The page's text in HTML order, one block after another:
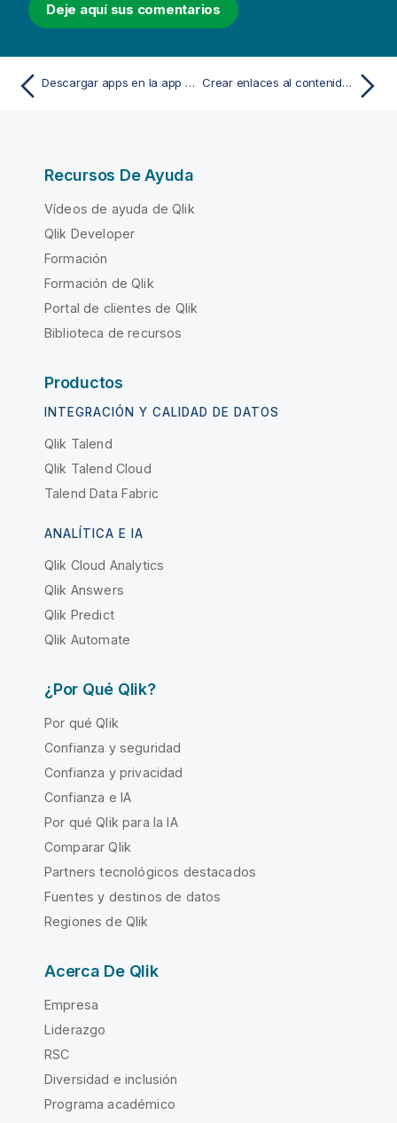
Deje aquí sus comentarios
Descargar apps en la app Qlik Sense Client-Managed Mobile Crear enlaces al contenido de una app de Qlik Sense Client-Managed Mobile
Recursos De Ayuda
Vídeos de ayuda de Qlik
Qlik Developer
Formación
Formación de Qlik
Portal de clientes de Qlik
Biblioteca de recursos
Productos
INTEGRACIÓN Y CALIDAD DE DATOS
Qlik Talend
Qlik Talend Cloud
Talend Data Fabric
ANALÍTICA E IA
Qlik Cloud Analytics
Qlik Answers
Qlik Predict
Qlik Automate
¿Por Qué Qlik?
Por qué Qlik
Confianza y seguridad
Confianza y privacidad
Confianza e IA
Por qué Qlik para la IA
Comparar Qlik
Partners tecnológicos destacados
Fuentes y destinos de datos
Regiones de Qlik
Acerca De Qlik
Empresa
Liderazgo
RSC
Diversidad e inclusión
Programa académico